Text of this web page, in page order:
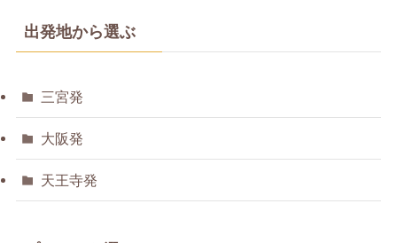
出発地から選ぶ
三宮発
大阪発
天王寺発